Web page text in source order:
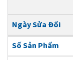
Ngày Sửa Đổi
Số Sản Phẩm